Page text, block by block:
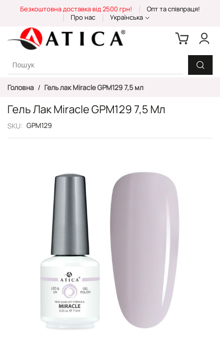
Content
Безкоштовна доставка від 2500 грн!
Опт та співпраця!
Про нас
Українська
Головна Гель лак Miracle GPM129 7,5 мл
Гель Лак Miracle GPM129 7,5 Мл
SKU GPM129